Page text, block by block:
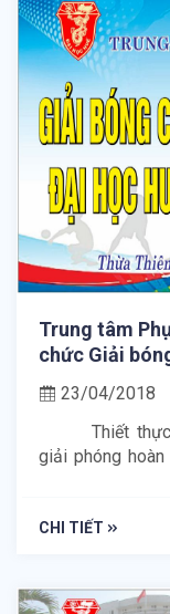
Trung tâm
chức Giải
học Huế lần
23/04/2018
Thiết
giải phóng
thần đoàn kết
2018 vào hai
CHI TIẾT